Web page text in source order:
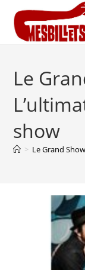
Le
show
> Le Grand